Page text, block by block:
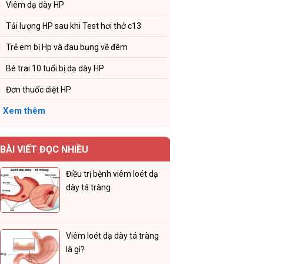
Viêm dạ dày HP
Tải lượng HP sau khi Test hơi thở c13
Trẻ em bị Hp và đau bụng về đêm
Bé trai 10 tuổi bị dạ dày HP
Đơn thuốc diệt HP
Xem thêm
BÀI VIẾT ĐỌC NHIỀU
Điều trị bệnh viêm loét dạ
dày tá tràng
Viêm loét dạ dày tá tràng
là gì?